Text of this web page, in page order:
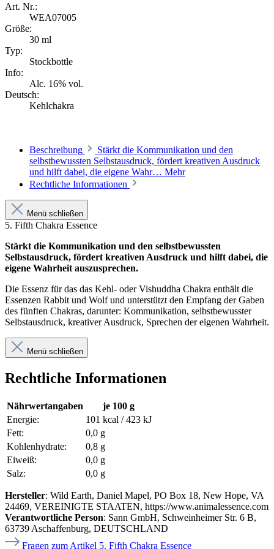
Art. Nr.:
WEA07005
Größe:
30 ml
Typ:
Stockbottle
Info:
Alc. 16% vol.
Deutsch:
Kehlchakra
Beschreibung
Stärkt die Kommunikation und den
selbstbewussten Selbstausdruck, fördert kreativen Ausdruck
und hilft dabei, die eigene Wahr… Mehr
Rechtliche Informationen
Menü schließen
5. Fifth Chakra Essence
Stärkt die Kommunikation und den selbstbewussten
Selbstausdruck, fördert kreativen Ausdruck und hilft dabei, die
eigene Wahrheit auszusprechen.
Die Essenz für das das Kehl- oder Vishuddha Chakra enthält die
Essenzen Rabbit und Wolf und unterstützt den Empfang der Gaben
des fünften Chakras, darunter: Kommunikation, selbstbewusster
Selbstausdruck, kreativer Ausdruck, Sprechen der eigenen Wahrheit.
Menü schließen
Rechtliche Informationen
Nährwertangaben
je 100 g
Energie:
101 kcal / 423 kJ
Fett:
0,0 g
Kohlenhydrate:
0,8 g
Eiweiß:
0,0 g
Salz:
0,0 g
Hersteller: Wild Earth, Daniel Mapel, PO Box 18, New Hope, VA
24469, VEREINIGTE STAATEN, https://www.animalessence.com
Verantwortliche Person: Sann GmbH, Schweinheimer Str. 6 B,
63739 Aschaffenburg, DEUTSCHLAND
Fragen zum Artikel 5. Fifth Chakra Essence